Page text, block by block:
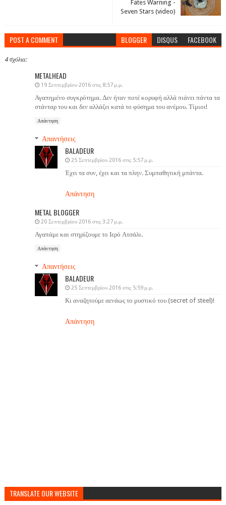
Fates Warning -
Seven Stars (video)
POST A COMMENT BLOGGER DISQUS FACEBOOK
4 σχόλια:
METALHEAD
19 Σεπτεμβρίου 2016 στις 8:57 μ.μ.
Αγαπημένο συγκρότημα. Δεν ήταν ποτέ κορυφή αλλά πιάνει πάντα τα
στάνταρ του και δεν αλλάζει κατά το φύσημα του ανέμου. Τίμιοι!
Απάντηση
Απαντήσεις
BALADEUR
25 Σεπτεμβρίου 2016 στις 5:57 μ.μ.
Έχει τα συν, έχει και τα πλην. Συμπαθητική μπάντα.
Απάντηση
METAL BLOGGER
20 Σεπτεμβρίου 2016 στις 3:27 μ.μ.
Αγαπάμε και στηρίζουμε το Ιερό Ατσάλι.
Απάντηση
Απαντήσεις
BALADEUR
25 Σεπτεμβρίου 2016 στις 5:59 μ.μ.
Κι αναζητούμε αενάως το μυστικό του (secret of steel)!
Απάντηση
TRANSLATE OUR WEBSITE